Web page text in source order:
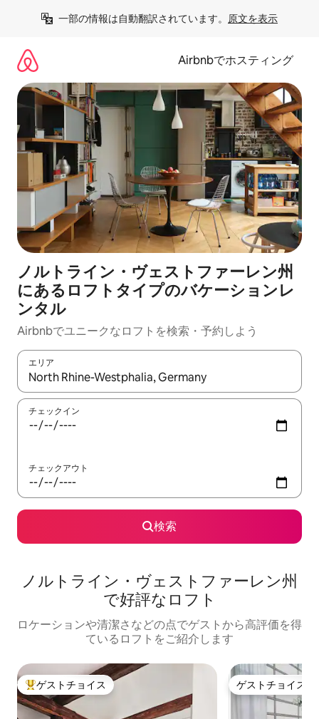
一部の情報は自動翻訳されています。 原文を表示
Airbnbでホスティング
ノルトライン・ヴェストファーレン州
にあるロフトタイプのバケーションレ
ンタル
Airbnbでユニークなロフトを検索・予約しよう
エリア
検索結果が表示されたら、上下の矢印キーを使って移動するか
チェックイン
チェックアウト
検索
ノルトライン・ヴェストファーレン州
で好評なロフト
ロケーションや清潔さなどの点でゲストから高評価を得
ているロフトをご紹介します
大好評のゲストチョイスです。
ゲストチョイス ゲストチョイス
ゲストチョイス